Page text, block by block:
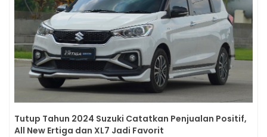
Tutup Tahun 2024 Suzuki Catatkan Penjualan Positif,
All New Ertiga dan XL7 Jadi Favorit